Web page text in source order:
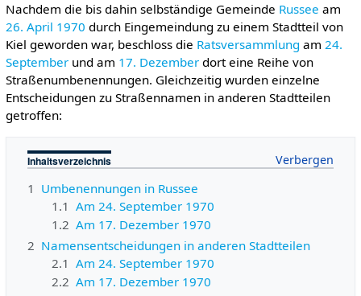
Nachdem die bis dahin selbständige Gemeinde Russee am
26. April 1970 durch Eingemeindung zu einem Stadtteil von
Kiel geworden war, beschloss die Ratsversammlung am 24.
Septemberund am 17. Dezemberdort eine Reihe von
Straßenumbenennungen. Gleichzeitig wurden einzelne
Entscheidungen zu Straßennamen in anderen Stadtteilen
getroffen:
Inhaltsverzeichnis
1 Umbenennungen in Russee
1.1 Am 24. September 1970
1.2 Am 17. Dezember 1970
2 Namensentscheidungen in anderen Stadtteilen
2.1 Am 24. September 1970
2.2 Am 17. Dezember 1970